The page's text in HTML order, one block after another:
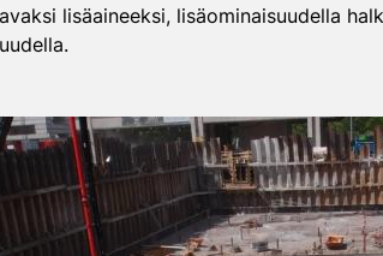
lisäaineeksi, lisäominaisuudella